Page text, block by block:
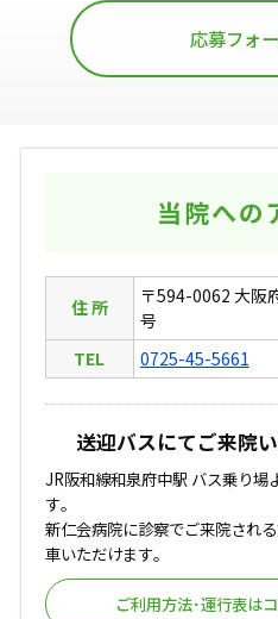
応募フォ
当院への
住 所
〒594-0062 大阪
号
TEL
0725-45-5661
送迎バスにてご来院い
JR阪和線和泉府中駅 バス乗り場
す｡
新仁会病院に診察でご来院され
車いただけます｡
ご利用方法･運行表は